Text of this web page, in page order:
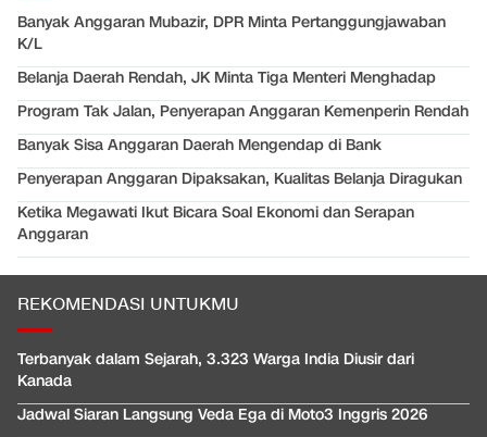
Banyak Anggaran Mubazir, DPR Minta Pertanggungjawaban
K/L
Belanja Daerah Rendah, JK Minta Tiga Menteri Menghadap
Program Tak Jalan, Penyerapan Anggaran Kemenperin Rendah
Banyak Sisa Anggaran Daerah Mengendap di Bank
Penyerapan Anggaran Dipaksakan, Kualitas Belanja Diragukan
Ketika Megawati Ikut Bicara Soal Ekonomi dan Serapan
Anggaran
REKOMENDASI UNTUKMU
Terbanyak dalam Sejarah, 3.323 Warga India Diusir dari
Kanada
Jadwal Siaran Langsung Veda Ega di Moto3 Inggris 2026